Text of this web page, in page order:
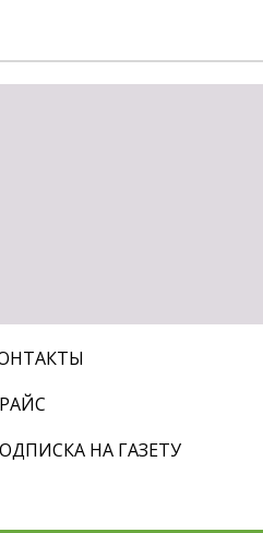
НА ГАЗЕТУ